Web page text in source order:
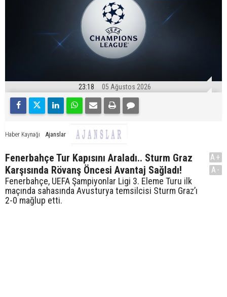
23:18 05 Ağustos 2026
Haber Kaynağı Ajanslar
Fenerbahçe Tur Kapısını Araladı.. Sturm Graz
Karşısında Rövanş Öncesi Avantaj Sağladı!
Fenerbahçe, UEFA Şampiyonlar Ligi 3. Eleme Turu ilk
maçında sahasında Avusturya temsilcisi Sturm Graz’ı
2-0 mağlup etti.
A+
A-